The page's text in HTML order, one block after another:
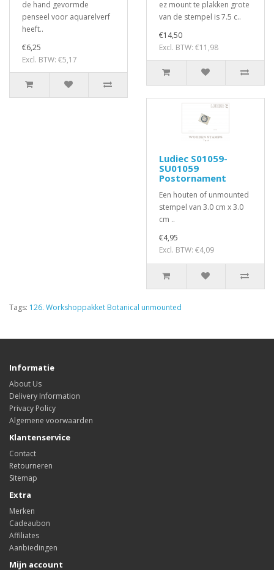
de hand gevormde
penseel voor aquarelverf
heeft..
€6,25
Excl. BTW: €5,17
ez mount te plakken grote
van de stempel is 7.5 c..
€14,50
Excl. BTW: €11,98
Ludiec S01059-
SU01059
Postornament
Een houten of unmounted
stempel van 3.0 cm x 3.0
cm ..
€4,95
Excl. BTW: €4,09
Tags: 126. Workshoppakket Botanical unmounted
Informatie
About Us
Delivery Information
Privacy Policy
Algemene voorwaarden
Klantenservice
Contact
Retourneren
Sitemap
Extra
Merken
Cadeaubon
Affiliates
Aanbiedingen
Mijn account